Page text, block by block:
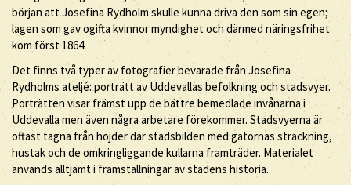
början att Josefina Rydholm skulle kunna driva den som sin egen;
lagen som gav ogifta kvinnor myndighet och därmed näringsfrihet
kom först 1864.
Det finns två typer av fotografier bevarade från Josefina
Rydholms ateljé: porträtt av Uddevallas befolkning och stadsvyer.
Porträtten visar främst upp de bättre bemedlade invånarna i
Uddevalla men även några arbetare förekommer. Stadsvyerna är
oftast tagna från höjder där stadsbilden med gatornas sträckning,
hustak och de omkringliggande kullarna framträder. Materialet
används alltjämt i framställningar av stadens historia.